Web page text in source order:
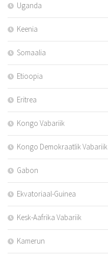
Uganda
Keenia
Somaalia
Etioopia
Eritrea
Kongo Vabariik
Kongo Demokraatlik Vabariik
Gabon
Ekvatoriaal-Guinea
Kesk-Aafrika Vabariik
Kamerun